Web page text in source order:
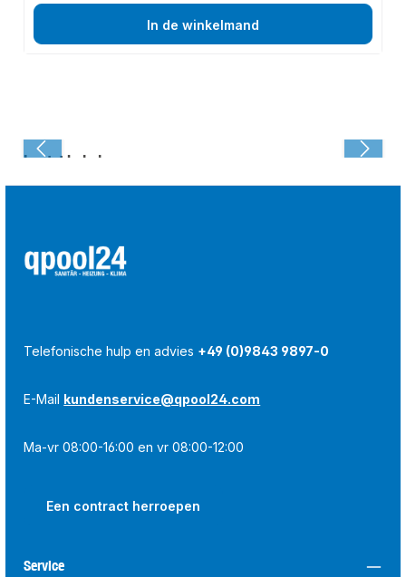
In de winkelmand
Laatst bekeken:
Telefonische hulp en advies +49 (0)9843 9897-0
E-Mail kundenservice@qpool24.com
Ma-vr 08:00-16:00 en vr 08:00-12:00
Een contract herroepen
Service